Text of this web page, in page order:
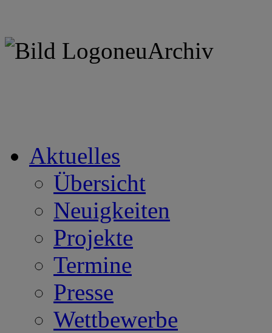
Aktuelles
Übersicht
Neuigkeiten
Projekte
Termine
Presse
Wettbewerbe